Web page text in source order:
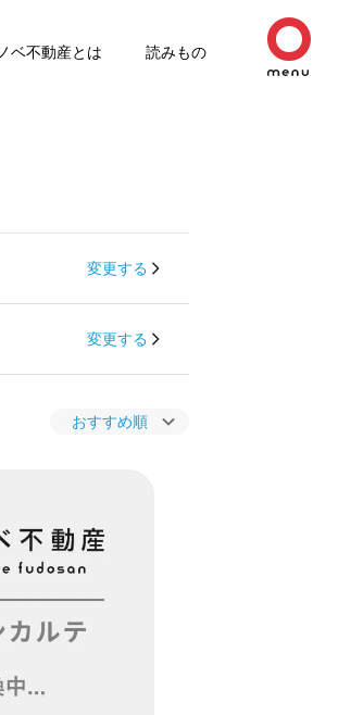
ベ不動産とは 読みもの
変更する
変更する
おすすめ順